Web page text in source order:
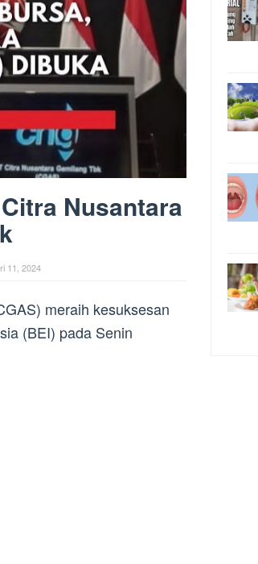
Nusantara
11, 2024
meraih kesuksesan
(BEI) pada Senin